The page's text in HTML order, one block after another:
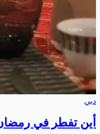
دبي
أين تفطر في رمضان 2025